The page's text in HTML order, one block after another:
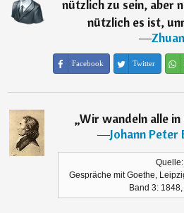
nützlich zu sein, aber
nützlich es ist,
―
Facebook Twitter
„Wir wandeln alle in
―Johann Peter
Quelle:
Gespräche mit Goethe,
Band 3: